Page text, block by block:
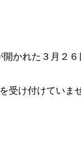
かれた３月２
受け付けていま